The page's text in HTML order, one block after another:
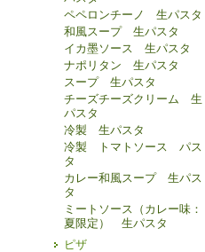
ペペロンチーノ 生パスタ
和風スープ 生パスタ
イカ墨ソース 生パスタ
ナポリタン 生パスタ
スープ 生パスタ
チーズチーズクリーム 生
パスタ
冷製 生パスタ
冷製 トマトソース パス
タ
カレー和風スープ 生パス
タ
ミートソース（カレー味：
夏限定） 生パスタ
ピザ